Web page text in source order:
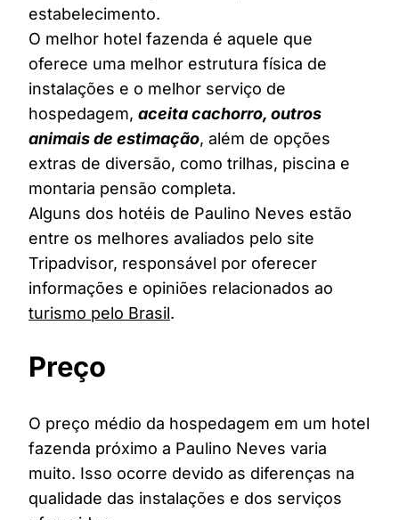
estabelecimento.
O melhor hotel fazenda é aquele que
oferece uma melhor estrutura física de
instalações e o melhor serviço de
hospedagem, aceita cachorro, outros
animais de estimação, além de opções
extras de diversão, como trilhas, piscina e
montaria pensão completa.
Alguns dos hotéis de Paulino Neves estão
entre os melhores avaliados pelo site
Tripadvisor, responsável por oferecer
informações e opiniões relacionados ao
turismo pelo Brasil.
Preço
O preço médio da hospedagem em um hotel
fazenda próximo a Paulino Neves varia
muito. Isso ocorre devido as diferenças na
qualidade das instalações e dos serviços